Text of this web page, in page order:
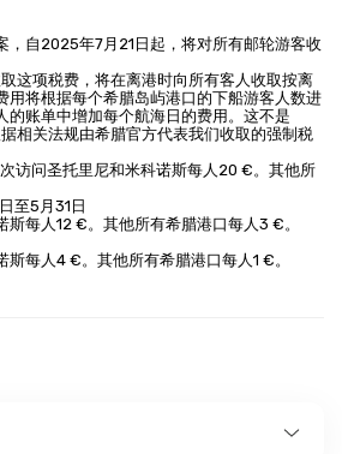
，自2025年7月21日起，将对所有邮轮游客收
这项税费，将在离港时向所有客人收取按离
用将根据每个希腊岛屿港口的下船游客人数进
的账单中增加每个航海日的费用。这不是
相关法规由希腊官方代表我们收取的强制税
访问圣托里尼和米科诺斯每人20 €。其他所
至5月31日
斯每人12 €。其他所有希腊港口每人3 €。
斯每人4 €。其他所有希腊港口每人1 €。